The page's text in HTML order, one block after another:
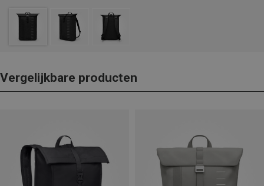
Vergelijkbare producten